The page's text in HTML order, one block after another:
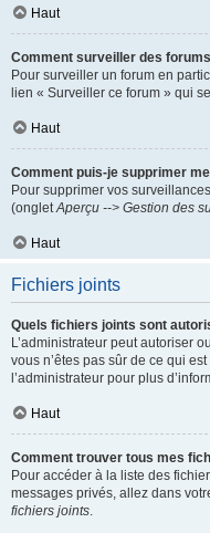
Haut
Comment surveiller des
Pour surveiller un forum en
lien « Surveiller ce forum » qui
Haut
Comment puis-je supprimer
Pour supprimer vos
(ongletAperçu --> Gestion des
Haut
Fichiers joints
Quels fichiers joints sont
L’administrateur peut autoriser
vous n’êtes pas sûr de ce qui
l’administrateur pour plus
Haut
Comment trouver tous mes
Pour accéder à la liste des
messages privés, allez dans
fichiers joints.